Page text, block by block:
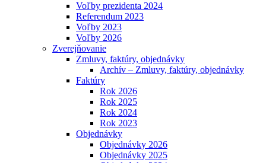
Voľby prezidenta 2024
Referendum 2023
Voľby 2023
Voľby 2026
Zverejňovanie
Zmluvy, faktúry, objednávky
Archív – Zmluvy, faktúry, objednávky
Faktúry
Rok 2026
Rok 2025
Rok 2024
Rok 2023
Objednávky
Objednávky 2026
Objednávky 2025